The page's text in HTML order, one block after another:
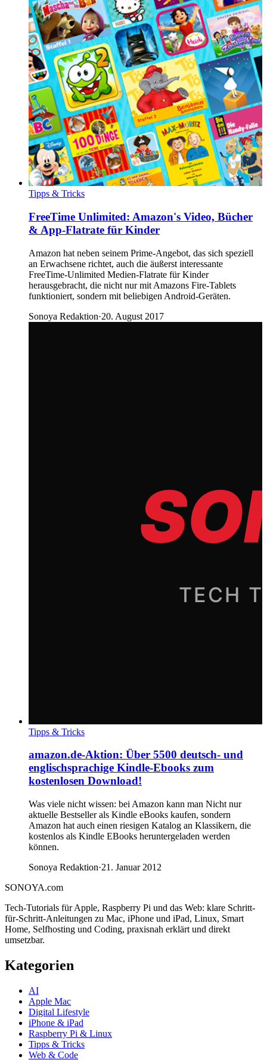
Tipps & Tricks
FreeTime Unlimited: Amazon's Video, Bücher
& App-Flatrate für Kinder
Amazon hat neben seinem Prime-Angebot, das sich speziell
an Erwachsene richtet, auch die äußerst interessante
FreeTime-Unlimited Medien-Flatrate für Kinder
herausgebracht, die nicht nur mit Amazons Fire-Tablets
funktioniert, sondern mit beliebigen Android-Geräten.
Sonoya Redaktion·20. August 2017
Tipps & Tricks
amazon.de-Aktion: Über 5500 deutsch- und
englischsprachige Kindle-Ebooks zum
kostenlosen Download!
Was viele nicht wissen: bei Amazon kann man Nicht nur
aktuelle Bestseller als Kindle eBooks kaufen, sondern
Amazon hat auch einen riesigen Katalog an Klassikern, die
kostenlos als Kindle EBooks heruntergeladen werden
können.
Sonoya Redaktion·21. Januar 2012
SONOYA.com
Tech-Tutorials für Apple, Raspberry Pi und das Web: klare Schritt-
für-Schritt-Anleitungen zu Mac, iPhone und iPad, Linux, Smart
Home, Selfhosting und Coding, praxisnah erklärt und direkt
umsetzbar.
Kategorien
AI
Apple Mac
Digital Lifestyle
iPhone & iPad
Raspberry Pi & Linux
Tipps & Tricks
Web & Code